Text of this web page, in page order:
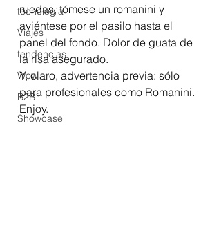
tecnología
Viajes
tendencias
Wow
B2B
Showcase
ruedas, tómese un romanini y
aviéntese por el pasilo hasta el
panel del fondo. Dolor de guata de
la risa asegurado.
Y, claro, advertencia previa: sólo
para profesionales como Romanini.
Enjoy.